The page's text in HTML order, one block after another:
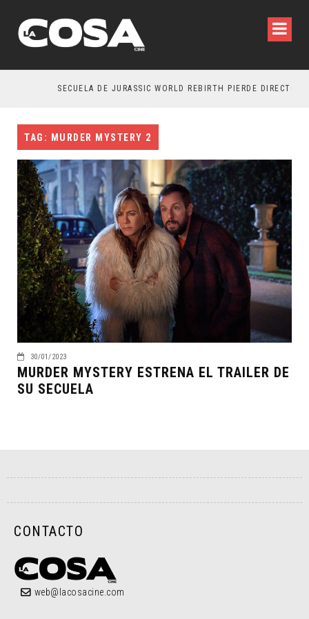
SECUELA DE JURASSIC WORLD REBIRTH PIERDE DIRECTOR
TAG: MURDER MYSTERY 2
30/01/2023
MURDER MYSTERY ESTRENA EL TRAILER DE
SU SECUELA
CONTACTO
web@lacosacine.com